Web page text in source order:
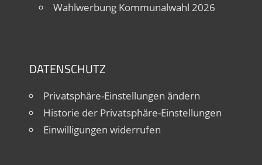
Wahlwerbung Kommunalwahl 2026
DATENSCHUTZ
Privatsphäre-Einstellungen ändern
Historie der Privatsphäre-Einstellungen
Einwilligungen widerrufen